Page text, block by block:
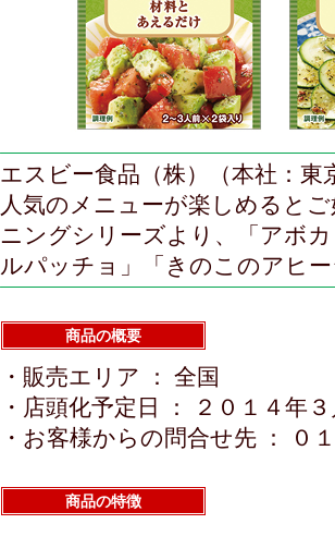
エスビー食品（株）（本社：
人気のメニューが楽しめると
ニングシリーズより、「アボ
ルパッチョ」「きのこのアヒ
商品の概要
・販売エリア ： 全国
・店頭化予定日 ： ２０１４年
・お客様からの問合せ先 ： ０
商品の特徴